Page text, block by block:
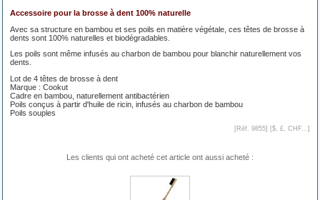
Accessoire pour la brosse à dent 100% naturelle
Avec sa structure en bambou et ses poils en matière végétale, ces têtes de brosse à
dents sont 100% naturelles et biodégradables.
Les poils sont même infusés au charbon de bambou pour blanchir naturellement vos
dents.
Lot de 4 têtes de brosse à dent
Marque : Cookut
Cadre en bambou, naturellement antibactérien
Poils conçus à partir d'huile de ricin, infusés au charbon de bambou
Poils souples
[Réf. 9855] [$, £, CHF... ]
Les clients qui ont acheté cet article ont aussi acheté :